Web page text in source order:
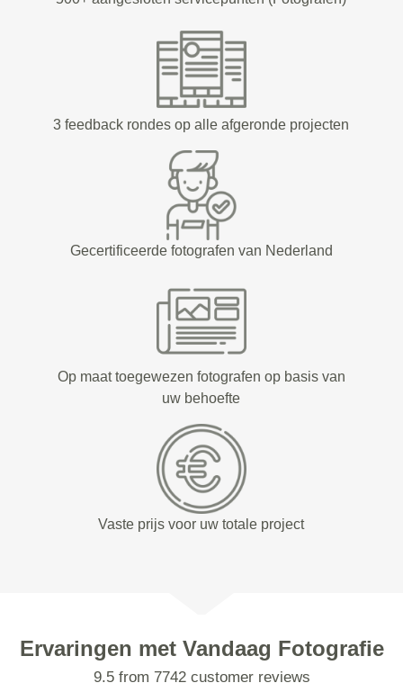
3 feedback rondes op alle afgeronde projecten
Gecertificeerde fotografen van Nederland
Op maat toegewezen fotografen op basis van
uw behoefte
Vaste prijs voor uw totale project
Ervaringen met Vandaag Fotografie
9.5 from 7742 customer reviews